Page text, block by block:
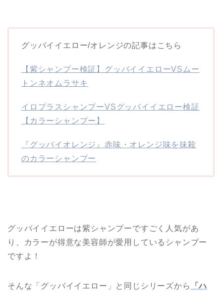
グッバイイエロー/オレンジの記事はこちら
【紫シャンプー検証】グッバイイエローVSムー
トンネオムラサキ
イロプラスシャンプーVSグッバイイエロー検証
【カラーシャンプー】
『グッバイオレンジ』赤味・オレンジ味を抹殺
のカラーシャンプー
グッバイイエローは紫シャンプーですごく人気があ
り、カラーが得意な美容師が愛用しているシャンプー
ですよ！
そんな「グッバイイエロー」と同じシリーズから
「ハ